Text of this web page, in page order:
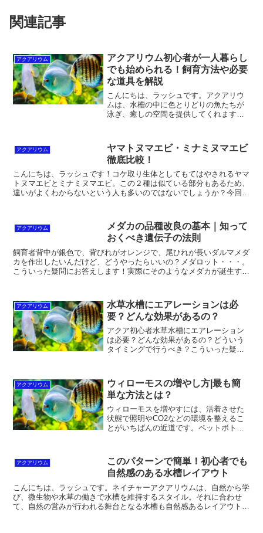
関連記事
アクアリウム
アクアリウム初心者が一人暮らし
でも始められる！飼育方法や必要
な道具を解説
こんにちは、ラッシュです。アクアリウ
ムは、水槽の中に色とりどりの魚たちが
泳ぎ、癒しの空間を提供してくれます。
っては知っておくべきことがたくさんあ
ります。そこで、一人暮ら...
アクアリウム
ヤマトヌマエビ・ミナミヌマエビ
徹底比較！
こんにちは、ラッシュです！コケ取り生体としてもてはやされるヤマ
トヌマエビとミナミヌマエビ。この２種は似ている部分もあるため、
違いがよくわからないという人も多いのではないでしょうか？今回の
アクアリウム
メダカの品種改良の基本｜知って
おくべき遺伝子の法則
飼育者背中が銀色で、背びれがオレンジで、尾ひれが長いダルマメダ
カを作出したいんだけど、どうやったらいいの？メダロット・・・。
こういった疑問にお答えします！実際にそのようなメダカが誕生する
アクアリウム
水草水槽にエアレーションは必
要？どんな効果があるの？
アクア初心者水草水槽にエアレーション
は必要？どんな効果があるの？どういう
タイミングで行うべき？こういった疑問
プロアクアリストの方でもエアレーショ
ンをしていない人もいます...
アクアリウム
ウィローモスの増やし方|最も簡
単な方法とは？
ウィローモスを増やすには、活着させた
状態で照明やCO2などの環境を整えるこ
とがいちばんの近道です。ペットボトル
ビの数も気にしましょう。
アクアリウム
このパターンで簡単！初心者でも
自然感のある水槽レイアウト
こんにちは、ラッシュです。ネイチャーアクアリウムは、自然から学
び、微生物や水草の働きで水槽を維持するスタイル。それに合わせ
て、自然の営みが行われる舞台となる水槽も自然感あるレイアウトに